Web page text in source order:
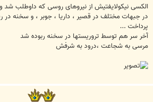
ت
الکسی نيكولايفتيش از نیروهای روسی که داوطلب شد
در جبهات مختلف در قصیر ، داریا ، جوبر ، و سخنه در
پرداخت ...
آخر سر هم توسط تروریستها در سخنه ربوده شد
مرسی به شجاعت ،درود به شرفش